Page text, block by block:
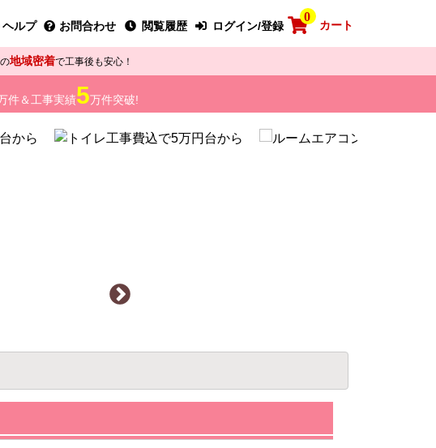
ヘルプ お問合わせ 閲覧履歴 ログイン/登録
0
カート
地域密着で工事後も安心！
件＆工事実績5万件突破!